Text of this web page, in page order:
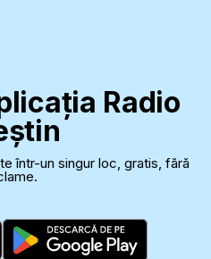
Radio
într-un singur loc, gratis, fără